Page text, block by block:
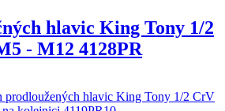
hlavic King Tony 1/2
- M12 4128PR